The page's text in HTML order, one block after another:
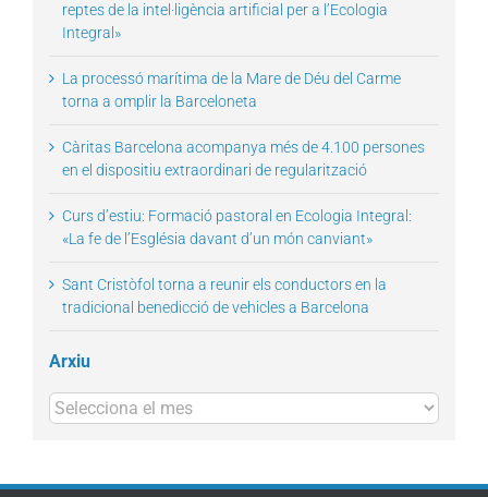
reptes de la intel·ligència artificial per a l’Ecologia
Integral»
La processó marítima de la Mare de Déu del Carme
torna a omplir la Barceloneta
Càritas Barcelona acompanya més de 4.100 persones
en el dispositiu extraordinari de regularització
Curs d’estiu: Formació pastoral en Ecologia Integral:
«La fe de l’Església davant d’un món canviant»
Sant Cristòfol torna a reunir els conductors en la
tradicional benedicció de vehicles a Barcelona
Arxiu
Arxius